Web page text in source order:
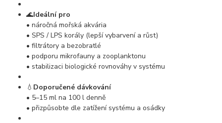
🌊Ideální pro
• náročná mořská akvária
• SPS / LPS korály (lepší vybarvení a růst)
• filtrátory a bezobratlé
• podporu mikrofauny a zooplanktonu
• stabilizaci biologické rovnováhy v systému
💧 Doporučené dávkování
• 5–15 ml na 100 l denně
• přizpůsobte dle zatížení systému a osádky